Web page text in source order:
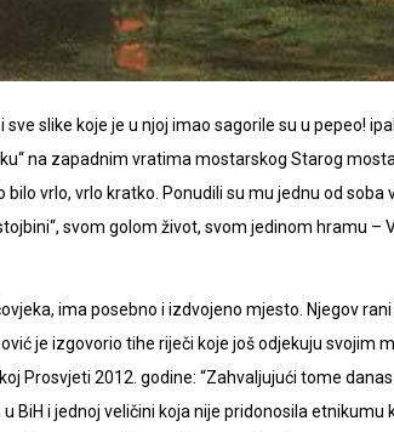
slike koje je u njoj imao sagorile su u pepeo!
na zapadnim vratima mostarskog Starog
vrlo, vrlo kratko. Ponudili su mu jednu od soba
svom golom život, svom jedinom hramu –
ima posebno i izdvojeno mjesto. Njegov rani
je izgovorio tihe riječi koje još odjekuju svojim
Prosvjeti 2012. godine: “Zahvaljujući tome
BiH i jednoj veličini koja nije pridonosila etnikumu